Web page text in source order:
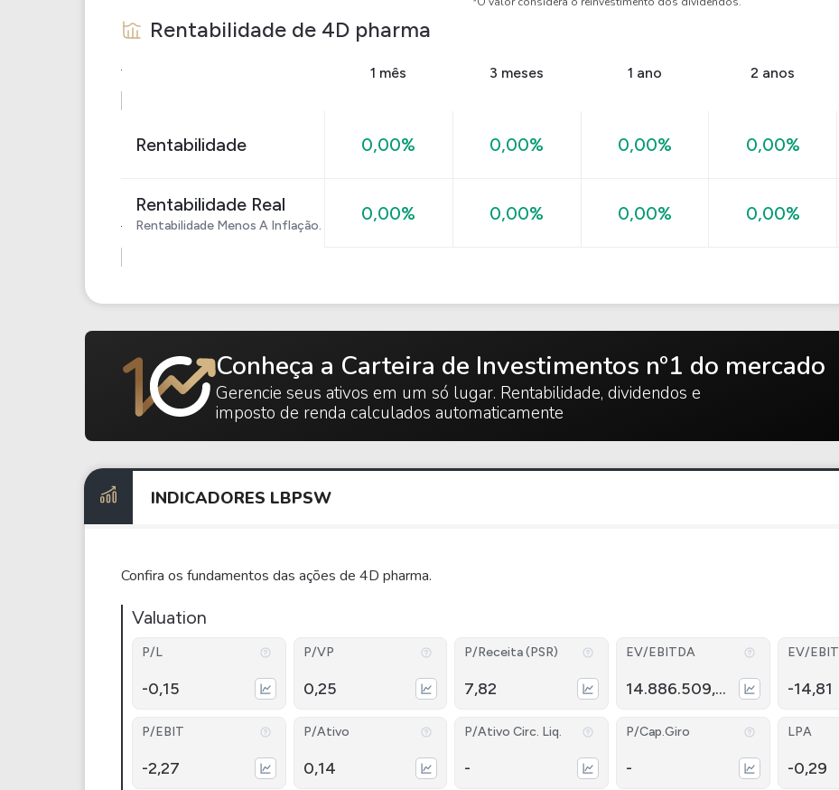
Rentabilidade de 4D pharma
1 mês 3 meses 1 ano 2 anos
Rentabilidade 0,00% 0,00% 0,00% 0,00%
Rentabilidade Real
Rentabilidade Menos A Inflação.
0,00% 0,00% 0,00% 0,00%
Conheça a Carteira de Investimentos nº1 do mercado
Gerencie seus ativos em um só lugar. Rentabilidade, dividendos e
imposto de renda calculados automaticamente
INDICADORES LBPSW
Confira os fundamentos das ações de 4D pharma.
Valuation
P/L
-0,15
P/VP
0,25
P/Receita (PSR)
7,82
EV/EBITDA
14.886.509,77
EV/EBIT
-14,81
P/EBIT
-2,27
P/Ativo
0,14
P/Ativo Circ. Liq.
-
P/Cap.Giro
-
LPA
-0,29